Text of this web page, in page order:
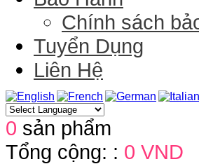
Chính sách
Tuyển Dụng
Liên Hệ
0 sản phẩm
Tổng cộng: : 0 VND